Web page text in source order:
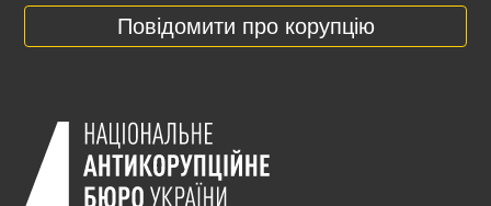
Повідомити про корупцію